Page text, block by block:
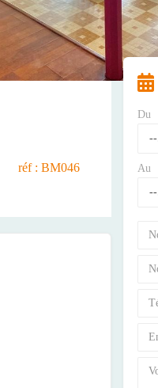
réf : BM046
Du
Au